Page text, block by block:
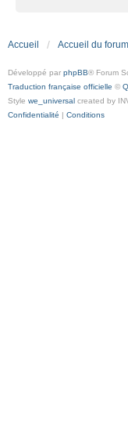
Accueil Accueil du forum
Développé par phpBB® Forum
Traduction française officielle ©
Style we_universal created by
Confidentialité | Conditions